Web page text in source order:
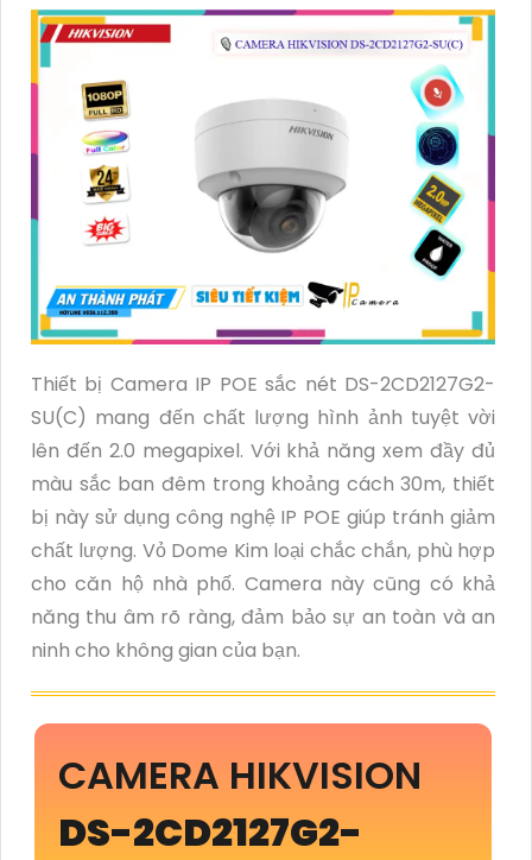
Thiết bị Camera IP POE sắc nét DS-2CD2127G2-
SU(C) mang đến chất lượng hình ảnh tuyệt vời
lên đến 2.0 megapixel. Với khả năng xem đầy đủ
màu sắc ban đêm trong khoảng cách 30m, thiết
bị này sử dụng công nghệ IP POE giúp tránh giảm
chất lượng. Vỏ Dome Kim loại chắc chắn, phù hợp
cho căn hộ nhà phố. Camera này cũng có khả
năng thu âm rõ ràng, đảm bảo sự an toàn và an
ninh cho không gian của bạn.
CAMERA HIKVISION
DS-2CD2127G2-